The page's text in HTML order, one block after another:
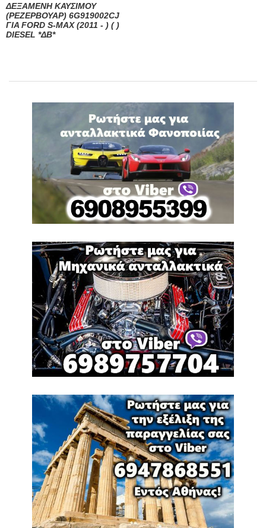
ΔΕΞΑΜΕΝΗ ΚΑΥΣΙΜΟΥ
(ΡΕΖΕΡΒΟΥΑΡ) 6G919002CJ
ΓΙΑ FORD S-MAX (2011 - ) ( )
DIESEL *ΔΒ*